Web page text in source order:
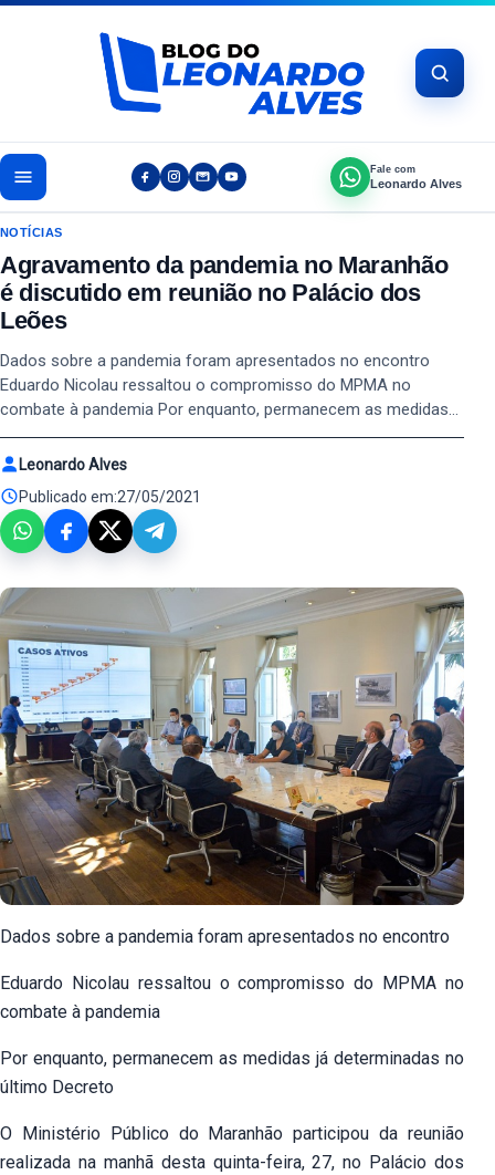
Pular para o conteúdo
Fale com
Leonardo Alves
NOTÍCIAS
Agravamento da pandemia no Maranhão
é discutido em reunião no Palácio dos
Leões
Dados sobre a pandemia foram apresentados no encontro
Eduardo Nicolau ressaltou o compromisso do MPMA no
combate à pandemia Por enquanto, permanecem as medidas…
Leonardo Alves
Publicado em:27/05/2021
Dados sobre a pandemia foram apresentados no encontro
Eduardo Nicolau ressaltou o compromisso do MPMA no
combate à pandemia
Por enquanto, permanecem as medidas já determinadas no
último Decreto
O Ministério Público do Maranhão participou da reunião
realizada na manhã desta quinta-feira, 27, no Palácio dos